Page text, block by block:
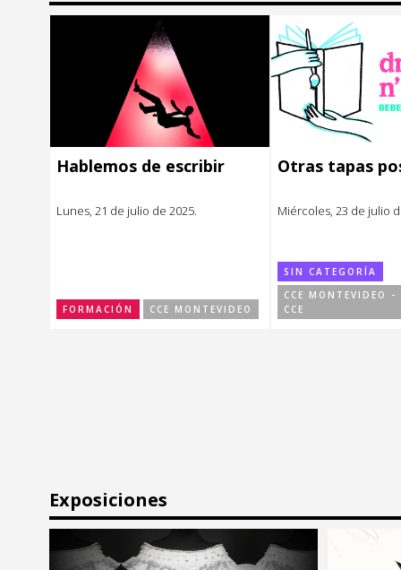
MúsicaMúsica
Sin categoría
Hablemos de escribir
Lunes, 21 de julio de 2025.
FORMACIÓN CCE MONTEVIDEO
Otras tapas
Miércoles, 23 de julio
SIN CATEGORÍA
CCE MONTEVIDEO -
CCE
Exposiciones